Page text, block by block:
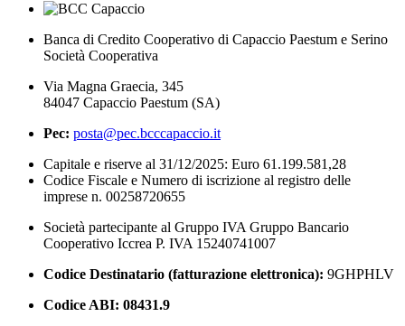
Banca di Credito Cooperativo di Capaccio Paestum e Serino
Società Cooperativa
Via Magna Graecia, 345
84047 Capaccio Paestum (SA)
Pec: posta@pec.bcccapaccio.it
Capitale e riserve al 31/12/2025: Euro 61.199.581,28
Codice Fiscale e Numero di iscrizione al registro delle
imprese n. 00258720655
Società partecipante al Gruppo IVA Gruppo Bancario
Cooperativo Iccrea P. IVA 15240741007
Codice Destinatario (fatturazione elettronica): 9GHPHLV
Codice ABI: 08431.9